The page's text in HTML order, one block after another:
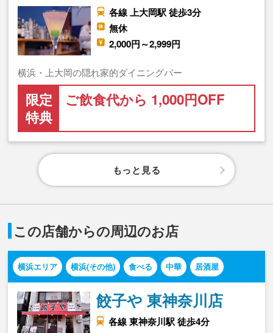
各線 上大岡駅 徒歩3分
無休
2,000円～2,999円
横浜・上大岡の隠れ家的ダイニングバー
限定
特典
ご飲食代から 1,000円OFF
もっと見る
この店舗からの周辺のお店
横浜エリア 横浜(その他) 食べる 中華 居酒屋
餃子や 東神奈川店
各線 東神奈川駅 徒歩4分